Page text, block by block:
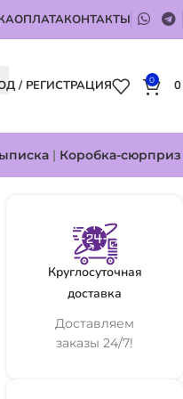
ОПЛАТАКОНТАКТЫ
/ РЕГИСТРАЦИЯ 0
| Коробка-сюрприз
Круглосуточная
доставка
Доставляем
заказы 24/7!